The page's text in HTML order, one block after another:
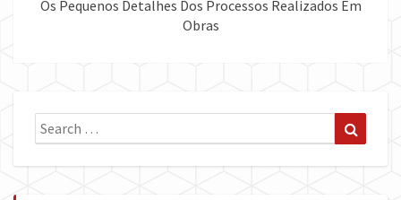
Os Pequenos Detalhes Dos Processos Realizados Em
Obras
Search
for: